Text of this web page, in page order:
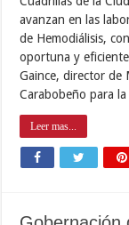
avanzan en las
de Hemodiálisis,
oportuna y
Gaince, director de
Carabobeño para
Leer mas...